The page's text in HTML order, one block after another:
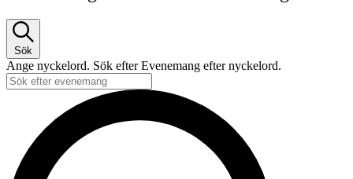
Sök
Ange nyckelord. Sök efter Evenemang efter nyckelord.